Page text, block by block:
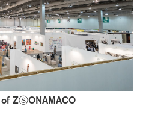
ZⓈONAMACO